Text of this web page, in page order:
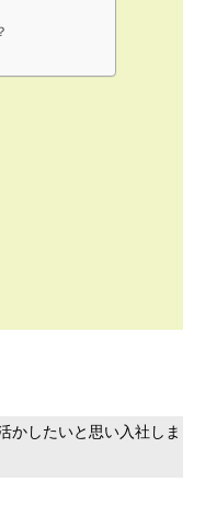
かしたいと思い入社しま